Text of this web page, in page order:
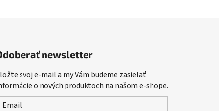
newsletter
svoj e-mail a my Vám budeme zasielať
o nových produktoch na našom e-shope.
Email